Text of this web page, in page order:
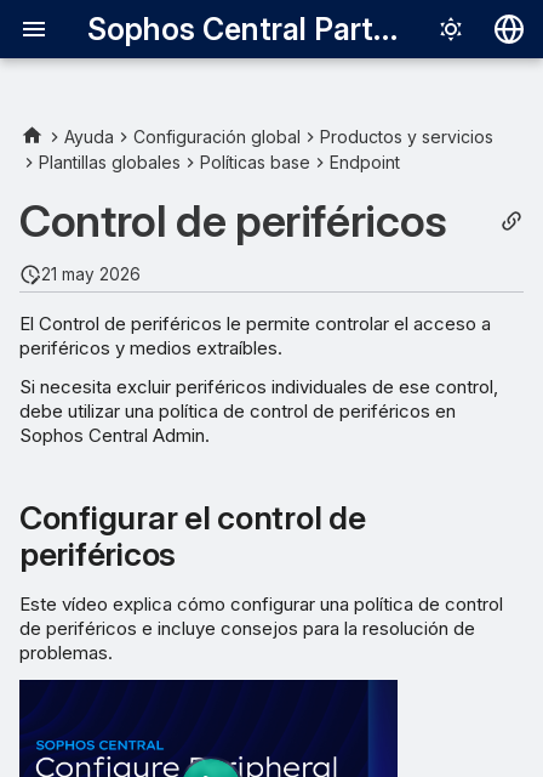
Sophos Central Partner
English
Français
Português
Configurar el control de
Definir las políticas de
acceso
Mensaje de escritorio
Ayuda Configuración global
Productos y servicios
Plantillas globales
Políticas base Endpoint
Control de periféricos
21 may 2026
El Control de periféricos le permite controlar el acceso a
periféricos y medios extraíbles.
Si necesita excluir periféricos individuales de ese control,
debe utilizar una política de control de periféricos en
Sophos Central Admin.
Configurar el control de
periféricos
Este vídeo explica cómo configurar una política de control
de periféricos e incluye consejos para la resolución de
problemas.